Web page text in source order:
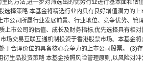
的方法,进一步对筛选出的优势行业进行基本面和估
择策略 本基金将精选行业内具有良好增值潜力的上
公司所属行业发展前景、行业地位、竞争优势、管
市公司的估值、成长及财务指标,优先选择具有相
场交易互联互通机制投资于香港股票市场。本基金
合理价位的具备核心竞争力的上市公司股票。 (3)
生品投资策略 本基金按照风险管理原则,以风险对